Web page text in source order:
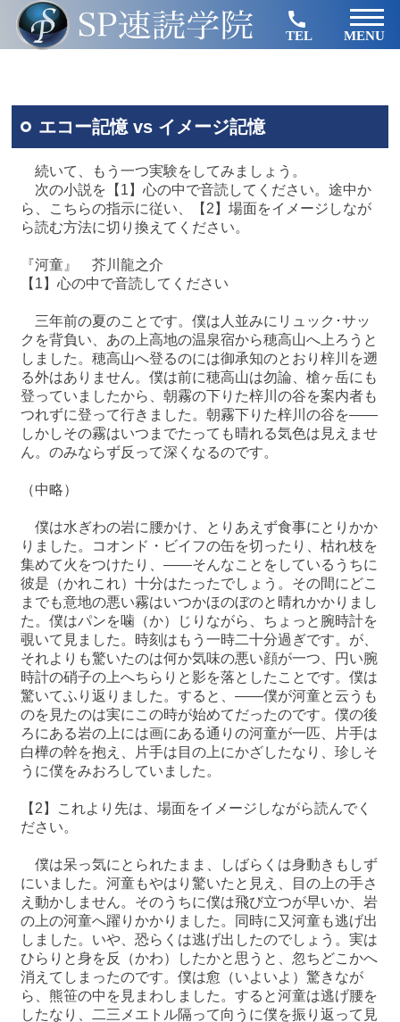
TEL MENU
エコー記憶 vs イメージ記憶
続いて、もう一つ実験をしてみましょう。
次の小説を【1】心の中で音読してください。途中か
ら、こちらの指示に従い、【2】場面をイメージしなが
ら読む方法に切り換えてください。
『河童』 芥川龍之介
【1】心の中で音読してください
三年前の夏のことです。僕は人並みにリュック･サッ
クを背負い、あの上高地の温泉宿から穂高山へ上ろうと
しました。穂高山へ登るのには御承知のとおり梓川を遡
る外はありません。僕は前に穂高山は勿論、槍ヶ岳にも
登っていましたから、朝霧の下りた梓川の谷を案内者も
つれずに登って行きました。朝霧下りた梓川の谷を――
しかしその霧はいつまでたっても晴れる気色は見えませ
ん。のみならず反って深くなるのです。
（中略）
僕は水ぎわの岩に腰かけ、とりあえず食事にとりかか
りました。コオンド・ビイフの缶を切ったり、枯れ枝を
集めて火をつけたり、――そんなことをしているうちに
彼是（かれこれ）十分はたったでしょう。その間にどこ
までも意地の悪い霧はいつかほのぼのと晴れかかりまし
た。僕はパンを噛（か）じりながら、ちょっと腕時計を
覗いて見ました。時刻はもう一時二十分過ぎです。が、
それよりも驚いたのは何か気味の悪い顔が一つ、円い腕
時計の硝子の上へちらりと影を落としたことです。僕は
驚いてふり返りました。すると、――僕が河童と云うも
のを見たのは実にこの時が始めてだったのです。僕の後
ろにある岩の上には画にある通りの河童が一匹、片手は
白樺の幹を抱え、片手は目の上にかざしたなり、珍しそ
うに僕をみおろしていました。
【2】これより先は、場面をイメージしながら読んでく
ださい。
僕は呆っ気にとられたまま、しばらくは身動きもしず
にいました。河童もやはり驚いたと見え、目の上の手さ
え動かしません。そのうちに僕は飛び立つが早いか、岩
の上の河童へ躍りかかりました。同時に又河童も逃げ出
しました。いや、恐らくは逃げ出したのでしょう。実は
ひらりと身を反（かわ）したかと思うと、忽ちどこかへ
消えてしまったのです。僕は愈（いよいよ）驚きなが
ら、熊笹の中を見まわしました。すると河童は逃げ腰を
したなり、二三メエトル隔って向うに僕を振り返って見